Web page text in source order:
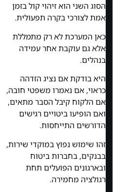
הסוג השני הוא זיהוי קול בזמן
אמת לצורכי בקרה תפעולית.
כאן המערכת לא רק מתמללת
אלא גם עוקבת אחר עמידה
בנהלים.
היא בודקת אם נציג הזדהה
כראוי, אם נאמרו משפטי חובה,
אם הלקוח קיבל הסבר מתאים,
ואם הופיעו ביטויים רגישים
הדורשים התייחסות.
זהו שימוש נפוץ במוקדי שירות,
בבנקים, בחברות ביטוח
ובארגונים הפועלים תחת
רגולציה מחמירה.